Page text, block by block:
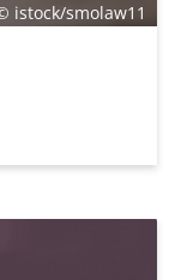
istock/smolaw11